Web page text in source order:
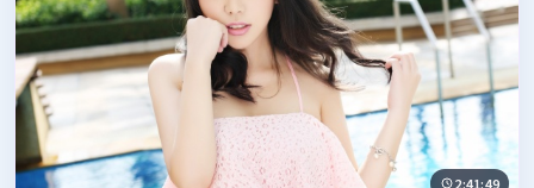
2:41:49